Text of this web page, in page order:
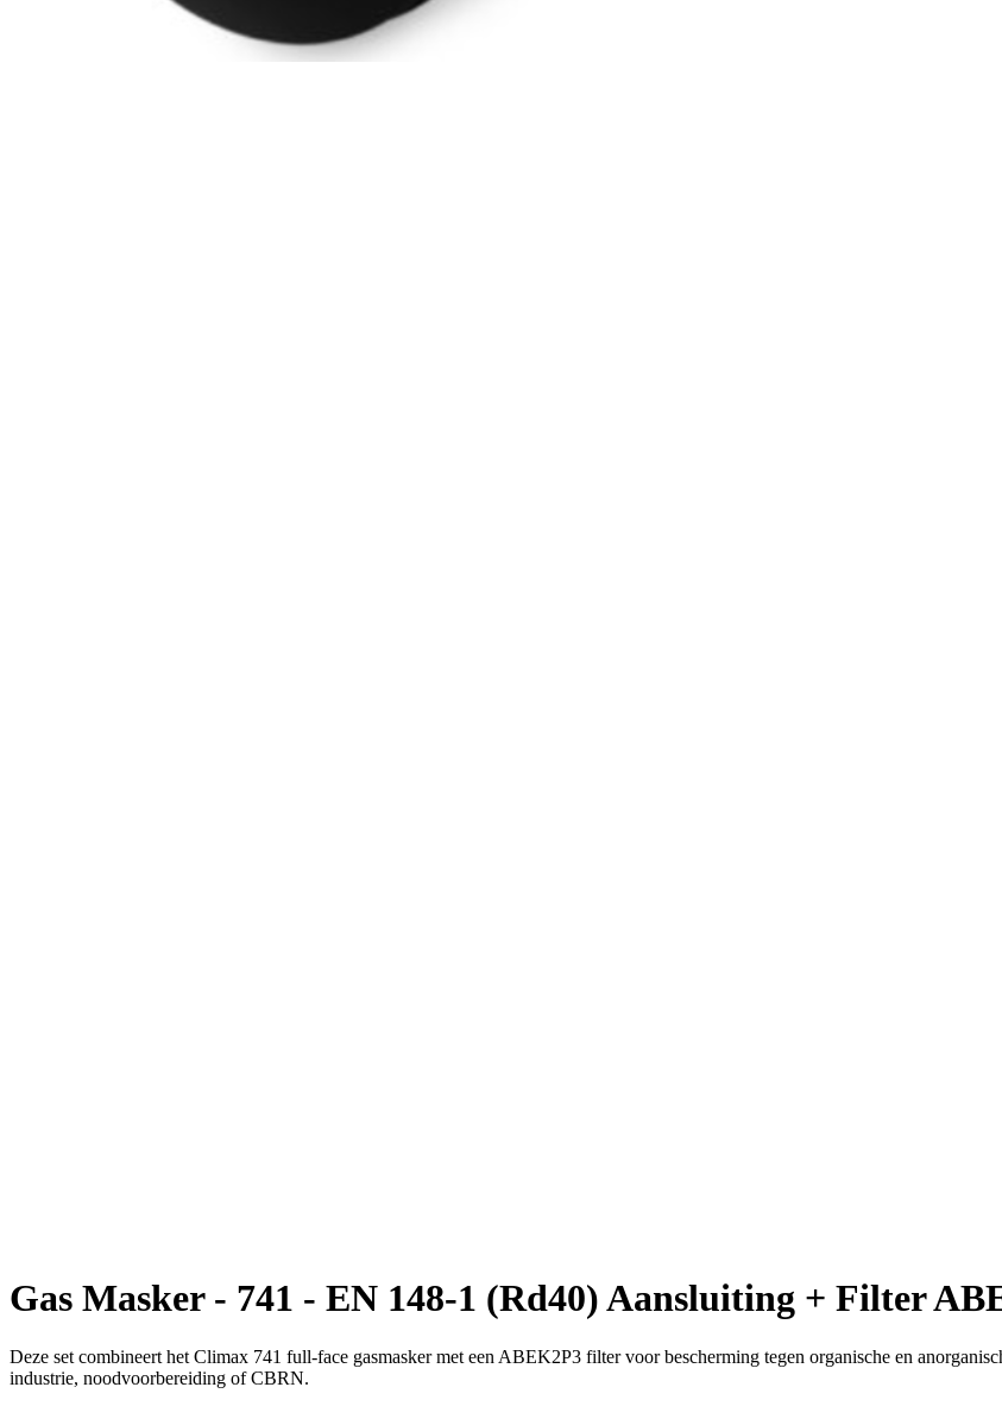
Gas Masker - 741 - EN 148-1 (Rd40) Aansluiting + Filter
Deze set combineert het Climax 741 full-face gasmasker met een ABEK2P3 filter voor bescherming tegen organische en
industrie, noodvoorbereiding of CBRN.